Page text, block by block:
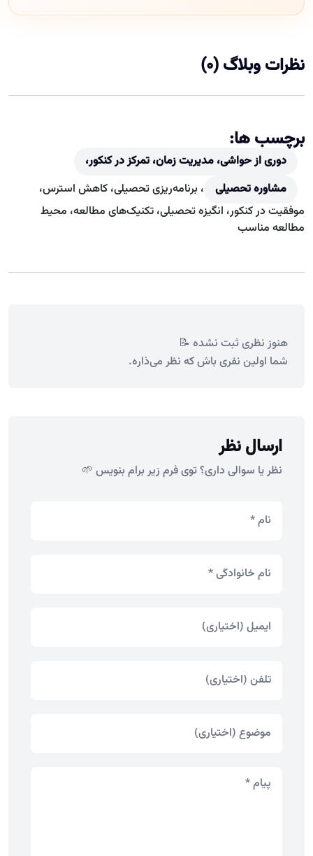
نظرات وبلاگ (0)
برچسب ها:
دوری از حواشی، مدیریت زمان، تمرکز در کنکور،
مشاوره تحصیلی
، برنامه‌ریزی تحصیلی، کاهش استرس،
موفقیت در کنکور، انگیزه تحصیلی، تکنیک‌های مطالعه، محیط
مطالعه مناسب
هنوز نظری ثبت نشده 📝
شما اولین نفری باش که نظر می‌ذاره.
ارسال نظر
نظر یا سوالی داری؟ توی فرم زیر برام بنویس 🌱